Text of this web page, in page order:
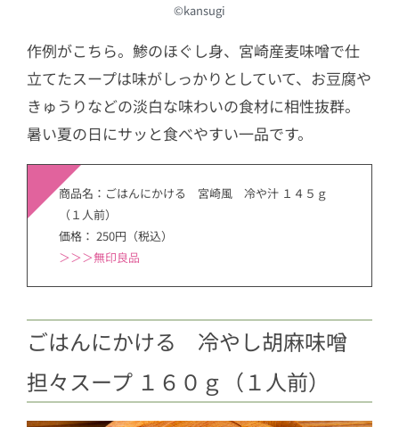
©kansugi
作例がこちら。鯵のほぐし身、宮崎産麦味噌で仕
立てたスープは味がしっかりとしていて、お豆腐や
きゅうりなどの淡白な味わいの食材に相性抜群。
暑い夏の日にサッと食べやすい一品です。
商品名：ごはんにかける 宮崎風 冷や汁 １４５ｇ
（１人前）
価格： 250円（税込）
＞＞＞無印良品
ごはんにかける 冷やし胡麻味噌
担々スープ １６０ｇ（１人前）